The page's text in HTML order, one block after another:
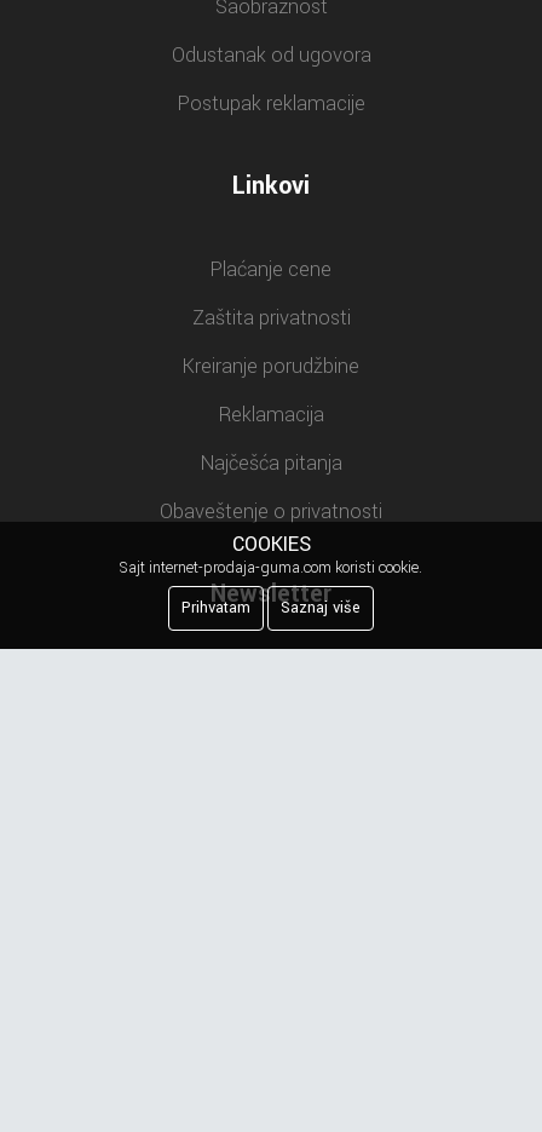
Saobraznost
Odustanak od ugovora
Postupak reklamacije
Linkovi
Plaćanje cene
Zaštita privatnosti
Kreiranje porudžbine
Reklamacija
Najčešća pitanja
Obaveštenje o privatnosti
Newsletter
COOKIES
Sajt internet-prodaja-guma.com koristi cookie.
Prihvatam
Saznaj više